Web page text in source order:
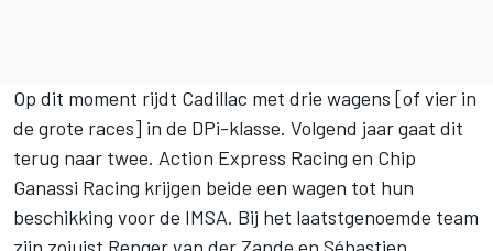
Op dit moment rijdt Cadillac met drie wagens [of vier in
de grote races] in de DPi-klasse. Volgend jaar gaat dit
terug naar twee. Action Express Racing en Chip
Ganassi Racing krijgen beide een wagen tot hun
beschikking voor de IMSA. Bij het laatstgenoemde team